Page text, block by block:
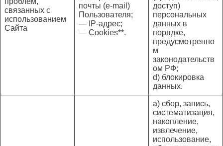
связанных с
использованием
Сайта
почты (e-mail)
Пользователя;
— IP-адрес;
— Cookies**.
доступ)
персональных
данных в
порядке,
предусмотренно
м
законодательств
ом РФ;
d) блокировка
данных.
a) сбор, запись,
систематизация,
накопление,
извлечение,
использование,